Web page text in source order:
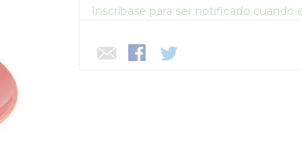
Inscríbase para ser notificado